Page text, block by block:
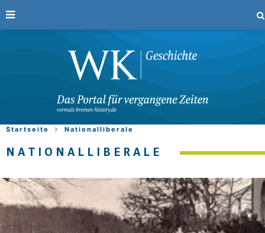
Startseite Nationalliberale
NATIONALLIBERALE